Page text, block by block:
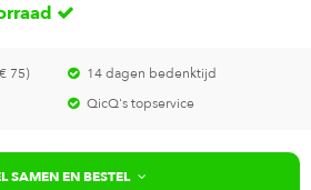
75)
14 dagen bedenktijd
QicQ's topservice
SAMEN EN BESTEL